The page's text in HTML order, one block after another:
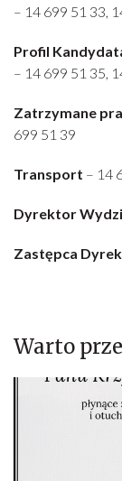
– 14 699 51 33,
Profil
– 14 699 51 35,
Zatrzymane
699 51 39
Transport – 14
Dyrektor
Zastępca
Warto